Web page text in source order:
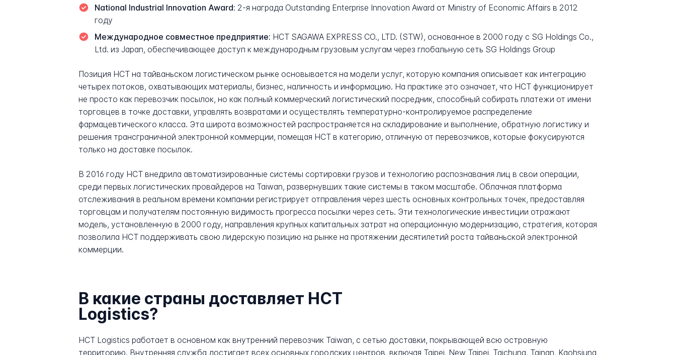
National Industrial Innovation Award: 2-я награда Outstanding Enterprise Innovation Award от Ministry of Economic Affairs в 2012
году
Международное совместное предприятие: HCT SAGAWA EXPRESS CO., LTD. (STW), основанное в 2000 году с SG Holdings Co.,
Ltd. из Japan, обеспечивающее доступ к международным грузовым услугам через глобальную сеть SG Holdings Group
Позиция HCT на тайваньском логистическом рынке основывается на модели услуг, которую компания описывает как интеграцию
четырех потоков, охватывающих материалы, бизнес, наличность и информацию. На практике это означает, что HCT функционирует
не просто как перевозчик посылок, но как полный коммерческий логистический посредник, способный собирать платежи от имени
торговцев в точке доставки, управлять возвратами и осуществлять температурно-контролируемое распределение
фармацевтического класса. Эта широта возможностей распространяется на складирование и выполнение, обратную логистику и
решения трансграничной электронной коммерции, помещая HCT в категорию, отличную от перевозчиков, которые фокусируются
только на доставке посылок.
В 2016 году HCT внедрила автоматизированные системы сортировки грузов и технологию распознавания лиц в свои операции,
среди первых логистических провайдеров на Taiwan, развернувших такие системы в таком масштабе. Облачная платформа
отслеживания в реальном времени компании регистрирует отправления через шесть основных контрольных точек, предоставляя
торговцам и получателям постоянную видимость прогресса посылки через сеть. Эти технологические инвестиции отражают
модель, установленную в 2000 году, направления крупных капитальных затрат на операционную модернизацию, стратегия, которая
позволила HCT поддерживать свою лидерскую позицию на рынке на протяжении десятилетий роста тайваньской электронной
коммерции.
В какие страны доставляет HCT
Logistics?
HCT Logistics работает в основном как внутренний перевозчик Taiwan, с сетью доставки, покрывающей всю островную
территорию. Внутренняя служба достигает всех основных городских центров, включая Taipei, New Taipei, Taichung, Tainan, Kaohsiung